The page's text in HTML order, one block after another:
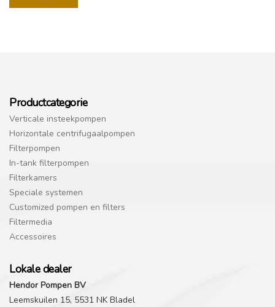
Productcategorie
Verticale insteekpompen
Horizontale centrifugaalpompen
Filterpompen
In-tank filterpompen
Filterkamers
Speciale systemen
Customized pompen en filters
Filtermedia
Accessoires
Lokale dealer
Hendor Pompen BV
Leemskuilen 15, 5531 NK Bladel